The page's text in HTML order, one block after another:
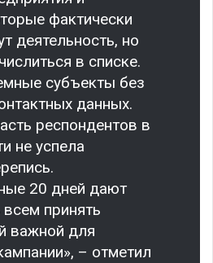
фактически
деятельность, но
в списке.
субъекты без
данных.
респондентов в
не успела
20 дней дают
принять
важной для
– отметил